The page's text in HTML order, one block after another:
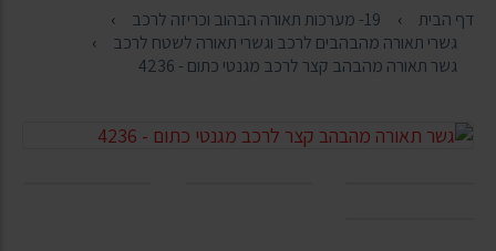
דף הבית
19- מערכות תאורה הבהוב וכריזה לרכב
גשרי תאורה מהבהבים לרכב וגשרי תאורה לשטח לרכב
גשר תאורה מהבהב קצר לרכב מגנטי כתום - 4236